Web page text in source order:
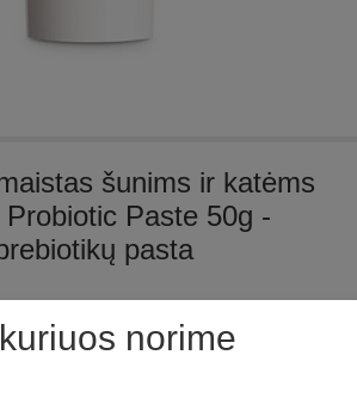
šunims ir katėms
Paste 50g -
pasta
norime